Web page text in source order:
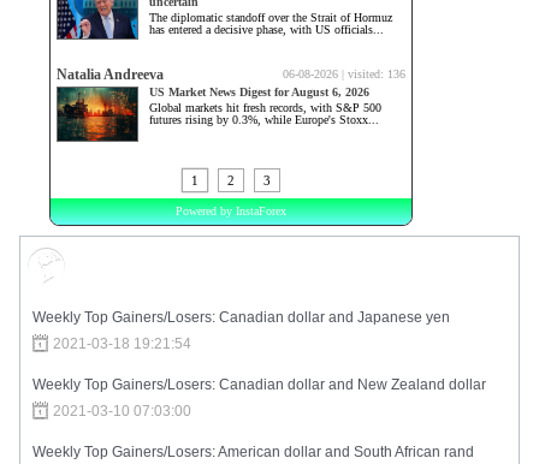
Weekly Top Gainers/Losers: Canadian dollar and Japanese yen
2021-03-18 19:21:54
Weekly Top Gainers/Losers: Canadian dollar and New Zealand dollar
2021-03-10 07:03:00
Weekly Top Gainers/Losers: American dollar and South African rand